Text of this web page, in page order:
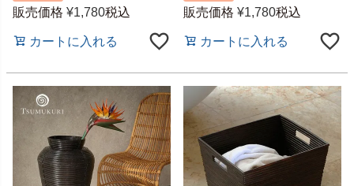
販売価格 ¥1,780税込
カートに入れる
販売価格 ¥1,780税込
カートに入れる